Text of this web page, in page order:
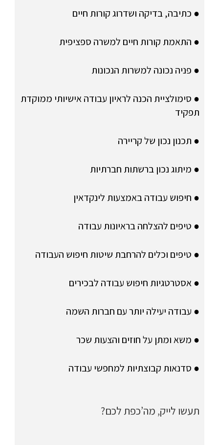
● כתיבה, בדיקה ושדרוג קורות חיים
● התאמת קורות חיים למשרה ספציפית
● פניה נכונה למשרות הנכונות
● סימולציית הכנה לראיון עבודה אישיותי ממוקדת
תפקיד
● תכנון נכון של קריירה
● מיתוג נכון ברשתות חברתיות
● חיפוש עבודה באמצעות לינקדאין
● טיפים להצלחה בראיונות עבודה
● טיפים וכלים להרחבת שיטות חיפוש העבודה
● אסטרטגיות חיפוש עבודה לבכירים
● עבודה יעילה יותר עם חברות השמה
● משא ומתן על חוזים והצעות שכר
● סדנאות קבוצתיות למחפשי עבודה
תעשו לייק, מה’כפת לכם?